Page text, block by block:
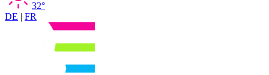
32°
DE | FR